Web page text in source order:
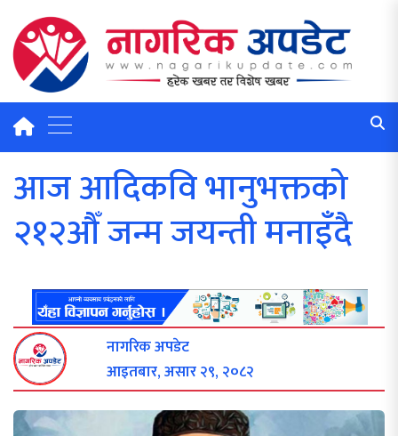
आज आदिकवि भानुभक्तको
२१२औँ जन्म जयन्ती मनाइँदै
नागरिक अपडेट
आइतबार, असार २९, २०८२